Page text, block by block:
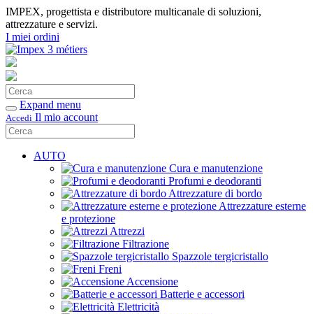
IMPEX, progettista e distributore multicanale di soluzioni,
attrezzature e servizi.
I miei ordini
Cerca
Conferma
Expand menu
Accedi Il mio account
Cerca
AUTO
Cura e manutenzione
Profumi e deodoranti
Attrezzature di bordo
Attrezzature esterne
e protezione
Attrezzi
Filtrazione
Spazzole tergicristallo
Freni
Accensione
Batterie e accessori
Elettricità